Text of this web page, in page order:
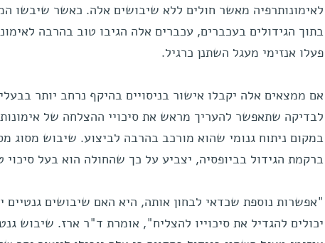
לאימונותרפיה מאשר חולים ללא שיבושים אלה. כאשר שיבשו
בתוך הגידולים בעכברים, עכברים אלה הגיבו טוב בהרבה
פעלו אנזימי מעגל השתנן כרגיל.
אם ממצאים אלה יקבלו אישור בניסויים בהיקף נרחב יותר
לבדיקה שתאפשר להעריך מראש את סיכויי ההצלחה של
במקום ניתוח גנומי שהוא מורכב בהרבה לביצוע. שיבוש מסוג
ברקמת הגידול בביופסיה, יצביע על כך שהחולה הוא בעל סיכוי
"אפשרות נוספת שכדאי לבחון אותה, היא האם שיבושים גנטיים
יכולים להגדיל את סיכוייו להצליח", אומרת ד"ר ארז. שיבוש